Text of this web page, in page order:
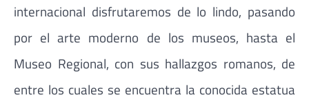
internacional disfrutaremos de lo lindo, pasando
por el arte moderno de los museos, hasta el
Museo Regional, con sus hallazgos romanos, de
entre los cuales se encuentra la conocida estatua